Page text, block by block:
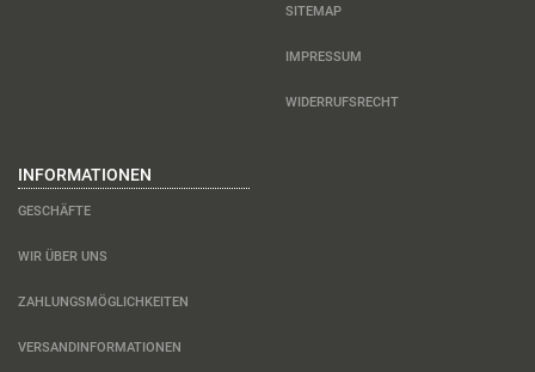
SITEMAP
IMPRESSUM
WIDERRUFSRECHT
INFORMATIONEN
GESCHÄFTE
WIR ÜBER UNS
ZAHLUNGSMÖGLICHKEITEN
VERSANDINFORMATIONEN